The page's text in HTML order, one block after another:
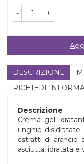
- +
DESCRIZIONE
RICHIEDI
Descrizione
Crema gel
unghie
estratti di arancio
asciutta, idratata e